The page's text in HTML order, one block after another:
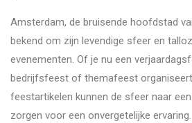
Amsterdam, de bruisende hoofdstad
bekend om zijn levendige sfeer en
evenementen. Of je nu een
bedrijfsfeest of themafeest
feestartikelen kunnen de sfeer naar
zorgen voor een onvergetelijke ervaring.